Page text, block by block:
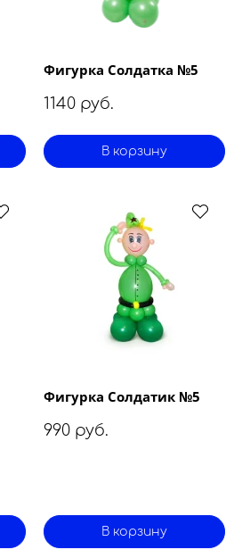
Фигурка Солдатка №5
1140 руб.
В корзину
Фигурка Солдатик №5
990 руб.
В корзину